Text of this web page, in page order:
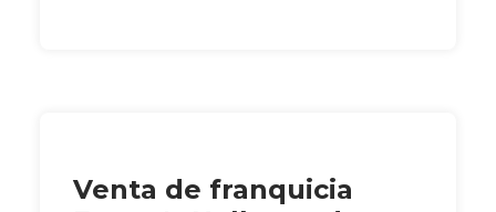
Venta de franquicia